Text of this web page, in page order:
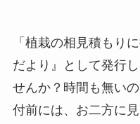
「植栽の相見積もり
だより』として発行
せんか？時間も無い
付前には、お二方に